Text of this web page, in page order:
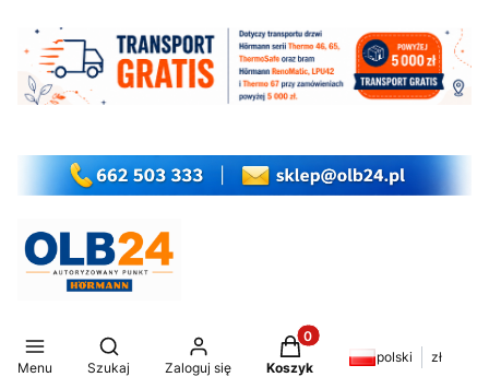
Menu
Otwórz wyszukiwarkę
Szukaj Zaloguj się
Produkty w koszyku: 0.
Koszyk
polski zł